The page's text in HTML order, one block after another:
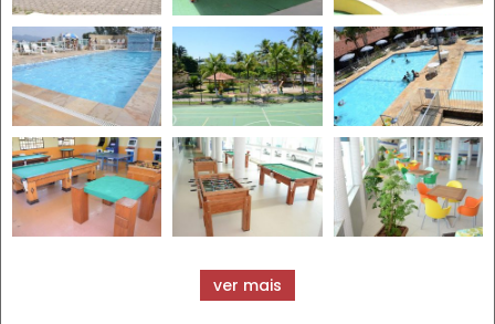
ver mais